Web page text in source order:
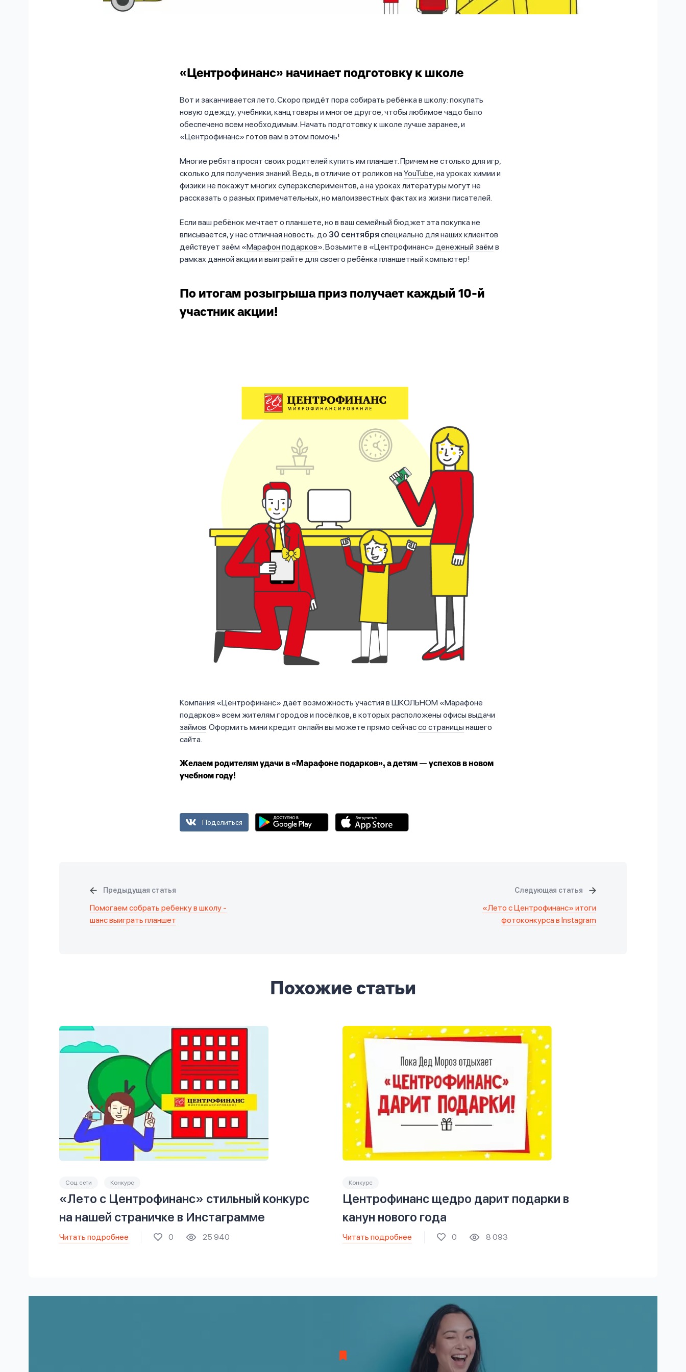
«Центрофинанс» начинает подготовку к школе
Вот и заканчивается лето. Скоро придёт пора собирать ребёнка в школу: покупать
новую одежду, учебники, канцтовары и многое другое, чтобы любимое чадо было
обеспечено всем необходимым. Начать подготовку к школе лучше заранее, и
«Центрофинанс» готов вам в этом помочь!
Многие ребята просят своих родителей купить им планшет. Причем не столько для игр,
сколько для получения знаний. Ведь, в отличие от роликов на YouTube, на уроках химии и
физики не покажут многих суперэкспериментов, а на уроках литературы могут не
рассказать о разных примечательных, но малоизвестных фактах из жизни писателей.
Если ваш ребёнок мечтает о планшете, но в ваш семейный бюджет эта покупка не
вписывается, у нас отличная новость: до 30 сентября специально для наших клиентов
действует заём «Марафон подарков». Возьмите в «Центрофинанс» денежный заём в
рамках данной акции и выиграйте для своего ребёнка планшетный компьютер!
По итогам розыгрыша приз получает каждый 10-й
участник акции!
Компания «Центрофинанс» даёт возможность участия в ШКОЛЬНОМ «Марафоне
подарков» всем жителям городов и посёлков, в которых расположены офисы выдачи
займов. Оформить мини кредит онлайн вы можете прямо сейчассо страницы нашего
сайта.
Желаем родителям удачи в «Марафоне подарков», а детям — успехов в новом
учебном году!
Поделиться
Предыдущая статья
Помогаем собрать ребенку в школу -
шанс выиграть планшет
Следующая статья
«Лето с Центрофинанс» итоги
фотоконкурса в Instagram
Похожие статьи
Соц. сети Конкурс
«Лето с Центрофинанс» стильный конкурс
на нашей страничке в Инстаграмме
Читать подробнее 0 25 940
Конкурс
Центрофинанс щедро дарит подарки в
канун нового года
Читать подробнее 0 8 093